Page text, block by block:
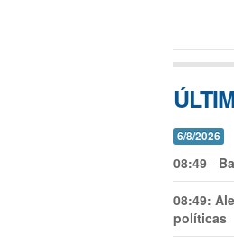
6/8/2026
08:49 -
08:49:
políticas